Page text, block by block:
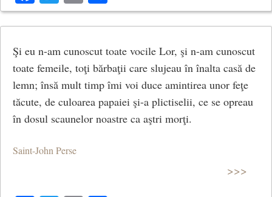
Şi eu n-am cunoscut toate vocile Lor, şi n-am cunoscut
toate femeile, toţi bărbaţii care slujeau în înalta casă de
lemn; însă mult timp îmi voi duce amintirea unor feţe
tăcute, de culoarea papaiei şi-a plictiselii, ce se opreau
în dosul scaunelor noastre ca aştri morţi.
Saint-John Perse
>>>